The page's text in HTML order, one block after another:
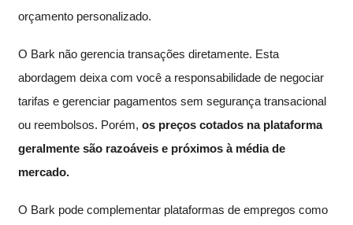
orçamento personalizado.
O Bark não gerencia transações diretamente. Esta
abordagem deixa com você a responsabilidade de negociar
tarifas e gerenciar pagamentos sem segurança transacional
ou reembolsos. Porém, os preços cotados na plataforma
geralmente são razoáveis e próximos à média de
mercado.
O Bark pode complementar plataformas de empregos como